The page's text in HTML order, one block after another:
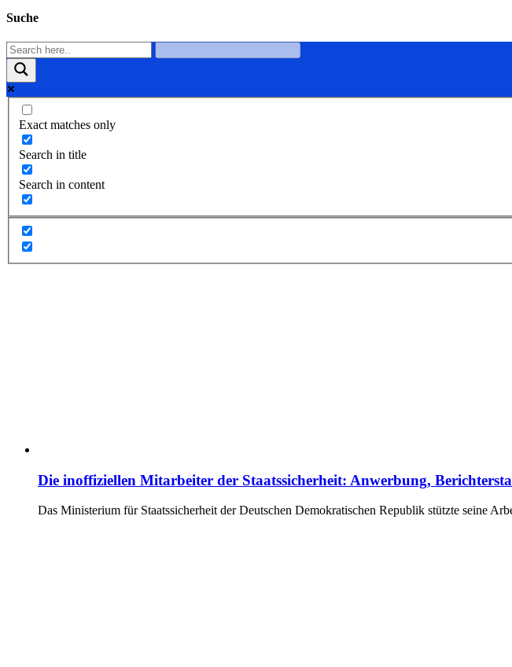
Suche
Exact matches only
Search in title
Search in content
Die inoffiziellen Mitarbeiter der Staatssicherheit: Anwerbung,
Das Ministerium für Staatssicherheit der Deutschen Demokratischen Republik stützte seine